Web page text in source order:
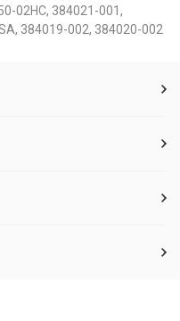
02HC, 384021-001,
384019-002, 384020-002